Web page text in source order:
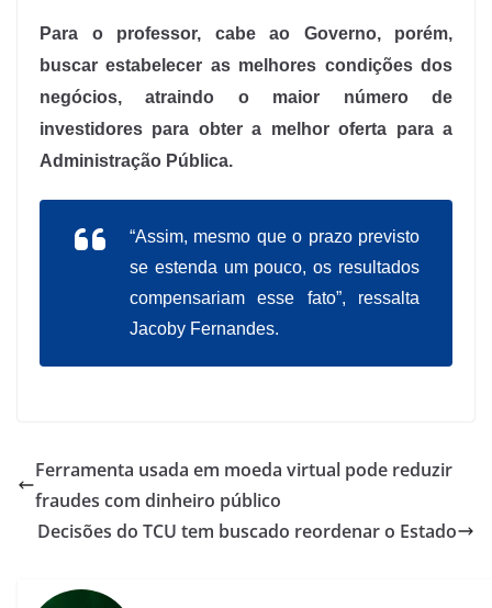
Para o professor, cabe ao Governo, porém,
buscar estabelecer as melhores condições dos
negócios, atraindo o maior número de
investidores para obter a melhor oferta para a
Administração Pública.
“Assim, mesmo que o prazo previsto
se estenda um pouco, os resultados
compensariam esse fato”, ressalta
Jacoby Fernandes.
Ferramenta usada em moeda virtual pode reduzir
fraudes com dinheiro público
Decisões do TCU tem buscado reordenar o Estado